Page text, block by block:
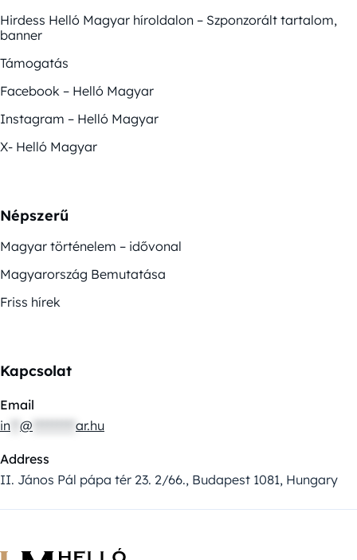
Hirdess Helló Magyar híroldalon – Szponzorált tartalom,
banner
Támogatás
Facebook – Helló Magyar
Instagram – Helló Magyar
X- Helló Magyar
Népszerű
Magyar történelem – idővonal
Magyarország Bemutatása
Friss hírek
Kapcsolat
Email
in @ ar.hu
Address
II. János Pál pápa tér 23. 2/66., Budapest 1081, Hungary